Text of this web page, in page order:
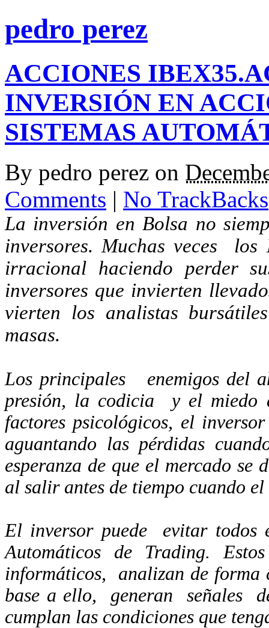
pedro perez
ACCIONES
INVERSIÓN EN
SISTEMAS
By pedro perez on
Comments | No TrackBacks
La inversión en Bolsa no
inversores. Muchas veces
los
irracional haciendo perder
inversores que invierten
vierten los analistas
masas.
Los principales
enemigos del
presión, la codicia
y el miedo
factores psicológicos, el inversor
aguantando las pérdidas
esperanza de que el mercado se
al salir antes de tiempo cuando
El inversor puede
evitar todos
Automáticos de Trading.
informáticos,
analizan de forma
base a ello,
generan señales
cumplan las condiciones que